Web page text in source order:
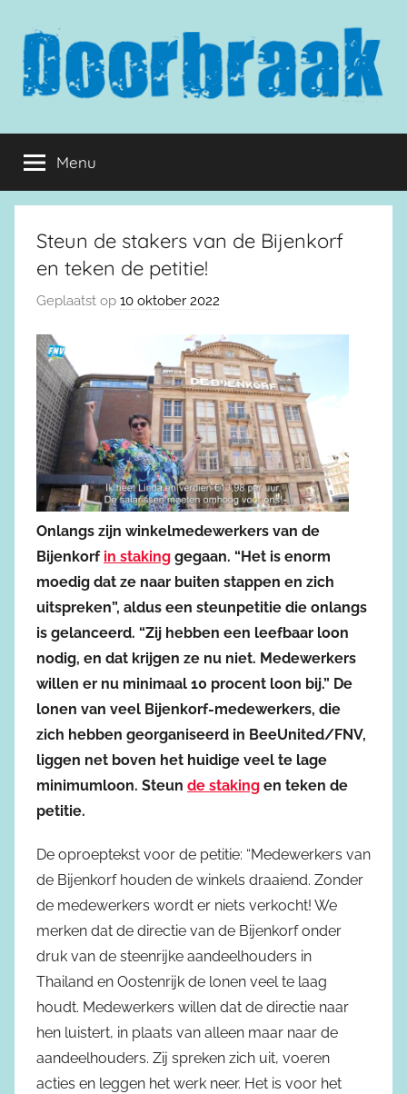
inhoud
springen
Doorbraak.eu
Menu
Steun de stakers van de Bijenkorf
en teken de petitie!
Geplaatst op 10 oktober 2022
Onlangs zijn winkelmedewerkers van de
Bijenkorf in staking gegaan. “Het is enorm
moedig dat ze naar buiten stappen en zich
uitspreken”, aldus een steunpetitie die onlangs
is gelanceerd. “Zij hebben een leefbaar loon
nodig, en dat krijgen ze nu niet. Medewerkers
willen er nu minimaal 10 procent loon bij.” De
lonen van veel Bijenkorf-medewerkers, die
zich hebben georganiseerd in BeeUnited/FNV,
liggen net boven het huidige veel te lage
minimumloon. Steun de staking en teken de
petitie.
De oproeptekst voor de petitie: “Medewerkers van
de Bijenkorf houden de winkels draaiend. Zonder
de medewerkers wordt er niets verkocht! We
merken dat de directie van de Bijenkorf onder
druk van de steenrijke aandeelhouders in
Thailand en Oostenrijk de lonen veel te laag
houdt. Medewerkers willen dat de directie naar
hen luistert, in plaats van alleen maar naar de
aandeelhouders. Zij spreken zich uit, voeren
acties en leggen het werk neer. Het is voor het